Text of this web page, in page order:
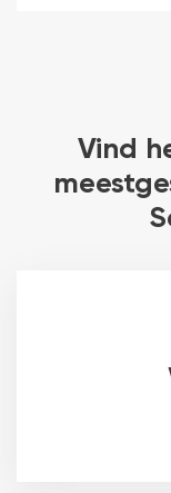
Vind